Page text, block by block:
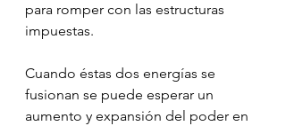
para romper con las estructuras
impuestas.
Cuando éstas dos energías se
fusionan se puede esperar un
aumento y expansión del poder en